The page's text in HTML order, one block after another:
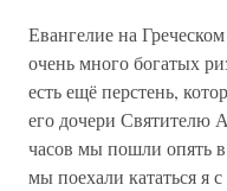
Евангелие на
очень много богатых
есть ещё перстень,
его дочери Святителю
часов мы пошли опять
мы поехали кататься